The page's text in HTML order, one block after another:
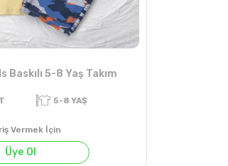
Baskılı 5-8 Yaş Takım
Vermek İçin
Üye Ol